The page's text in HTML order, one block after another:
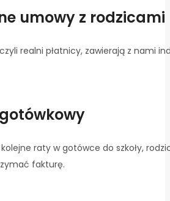
umowy z rodzicami
realni płatnicy, zawierają z nami
raty w gotówce do szkoły,
fakturę.